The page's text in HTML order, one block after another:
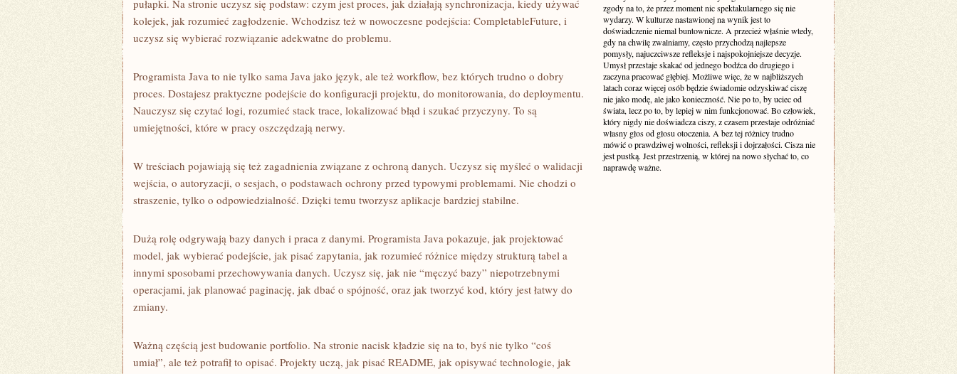
pułapki. Na stronie uczysz się podstaw: czym jest proces, jak działają synchronizacja, kiedy używać
kolejek, jak rozumieć zagłodzenie. Wchodzisz też w nowoczesne podejścia: CompletableFuture, i
uczysz się wybierać rozwiązanie adekwatne do problemu.
Programista Java to nie tylko sama Java jako język, ale też workflow, bez których trudno o dobry
proces. Dostajesz praktyczne podejście do konfiguracji projektu, do monitorowania, do deploymentu.
Nauczysz się czytać logi, rozumieć stack trace, lokalizować błąd i szukać przyczyny. To są
umiejętności, które w pracy oszczędzają nerwy.
W treściach pojawiają się też zagadnienia związane z ochroną danych. Uczysz się myśleć o walidacji
wejścia, o autoryzacji, o sesjach, o podstawach ochrony przed typowymi problemami. Nie chodzi o
straszenie, tylko o odpowiedzialność. Dzięki temu tworzysz aplikacje bardziej stabilne.
Dużą rolę odgrywają bazy danych i praca z danymi. Programista Java pokazuje, jak projektować
model, jak wybierać podejście, jak pisać zapytania, jak rozumieć różnice między strukturą tabel a
innymi sposobami przechowywania danych. Uczysz się, jak nie “męczyć bazy” niepotrzebnymi
operacjami, jak planować paginację, jak dbać o spójność, oraz jak tworzyć kod, który jest łatwy do
zmiany.
Ważną częścią jest budowanie portfolio. Na stronie nacisk kładzie się na to, byś nie tylko “coś
umiał”, ale też potrafił to opisać. Projekty uczą, jak pisać README, jak opisywać technologie, jak
zgody na to, że przez moment nic spektakularnego się nie
wydarzy. W kulturze nastawionej na wynik jest to
doświadczenie niemal buntownicze. A przecież właśnie wtedy,
gdy na chwilę zwalniamy, często przychodzą najlepsze
pomysły, najuczciwsze refleksje i najspokojniejsze decyzje.
Umysł przestaje skakać od jednego bodźca do drugiego i
zaczyna pracować głębiej. Możliwe więc, że w najbliższych
latach coraz więcej osób będzie świadomie odzyskiwać ciszę
nie jako modę, ale jako konieczność. Nie po to, by uciec od
świata, lecz po to, by lepiej w nim funkcjonować. Bo człowiek,
który nigdy nie doświadcza ciszy, z czasem przestaje odróżniać
własny głos od głosu otoczenia. A bez tej różnicy trudno
mówić o prawdziwej wolności, refleksji i dojrzałości. Cisza nie
jest pustką. Jest przestrzenią, w której na nowo słychać to, co
naprawdę ważne.